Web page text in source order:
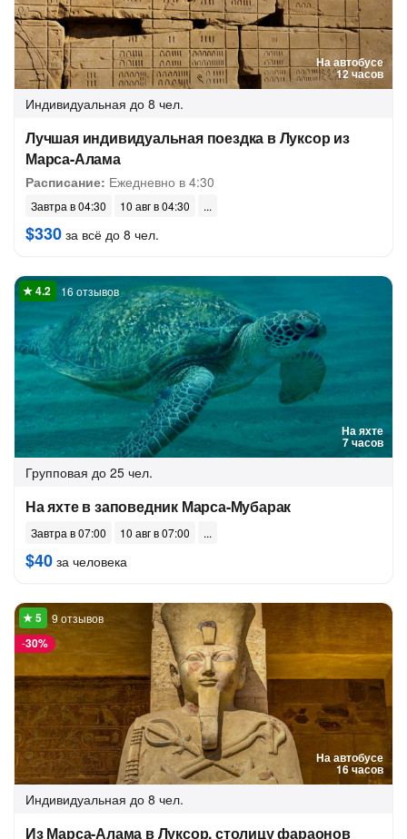
На автобусе
12 часов
Индивидуальная до 8 чел.
Лучшая индивидуальная поездка в Луксор из
Марса-Алама
Расписание: Ежедневно в 4:30
Завтра в 04:30 10 авг в 04:30
$330 за всё до 8 чел.
На яхте
7 часов
16 отзывов
Групповая до 25 чел.
На яхте в заповедник Марса-Мубарак
Завтра в 07:00 10 авг в 07:00
$40 за человека
На автобусе
16 часов
-30%
9 отзывов
Индивидуальная до 8 чел.
Из Марса-Алама в Луксор, столицу фараонов